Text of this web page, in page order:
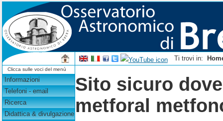
Ti trovi in:
Clicca sulle voci del menù
Informazioni
Telefoni - email
Ricerca
Didattica & divulgazione
Sito sicuro
metforal